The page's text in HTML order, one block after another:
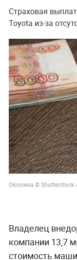
Страховая
Toyota из-за
Обложка © Shutterstock /
Владелец
компании 13,7
стоимость